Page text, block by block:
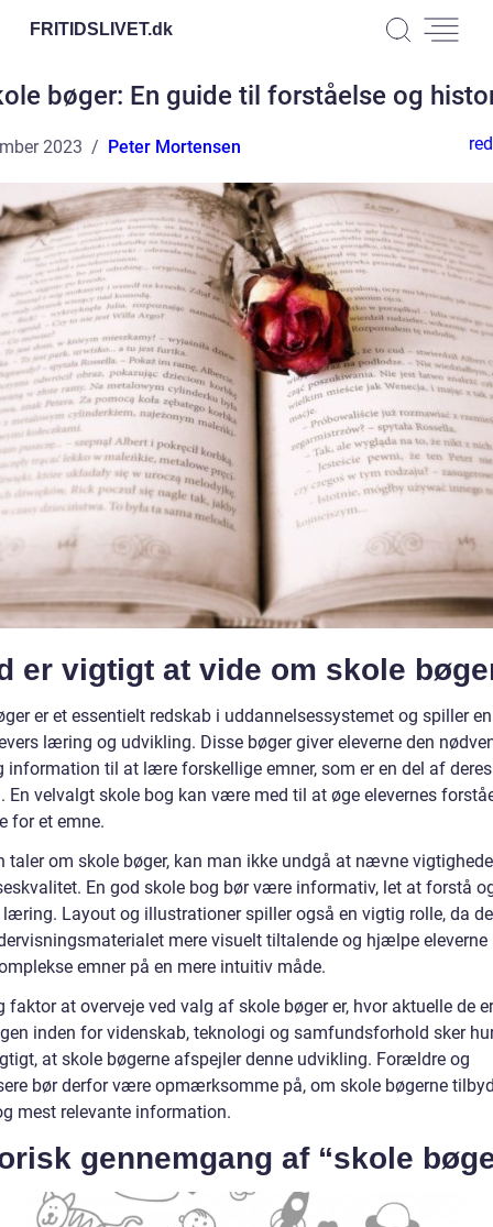
FRITIDSLIVET.dk
bøger: En guide til forståelse og
2023 Peter Mortensen
er vigtigt at vide om skole
er et essentielt redskab i uddannelsessystemet og spiller
læring og udvikling. Disse bøger giver eleverne den
information til at lære forskellige emner, som er en del af deres
En velvalgt skole bog kan være med til at øge elevernes
for et emne.
taler om skole bøger, kan man ikke undgå at nævne
En god skole bog bør være informativ, let at forstå
Layout og illustrationer spiller også en vigtig rolle, da
mere visuelt tiltalende og hjælpe eleverne
emner på en mere intuitiv måde.
faktor at overveje ved valg af skole bøger er, hvor aktuelle de
inden for videnskab, teknologi og samfundsforhold sker
at skole bøgerne afspejler denne udvikling. Forældre og
bør derfor være opmærksomme på, om skole bøgerne
mest relevante information.
gennemgang af “skole